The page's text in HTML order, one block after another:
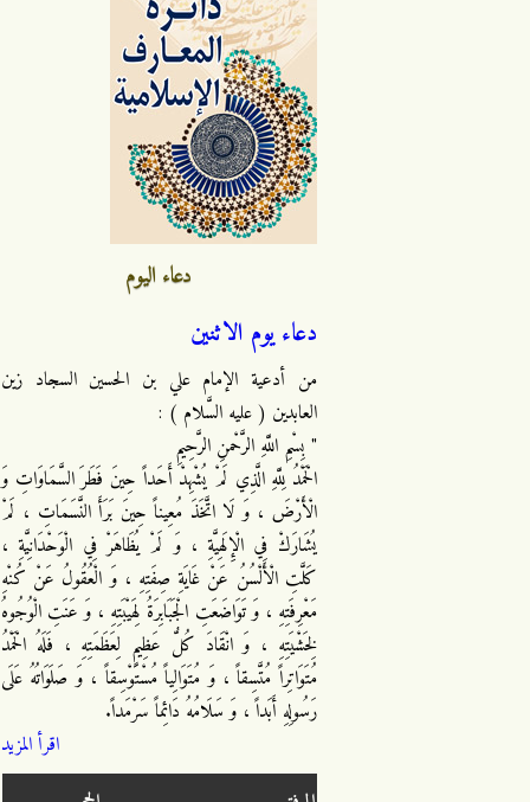
دعاء اليوم
دعاء يوم الاثنين
من أدعية الإمام علي بن الحسين السجاد زين
العابدين ( عليه السَّلام ) :
" بِسْمِ اللَّهِ الرَّحْمنِ الرَّحِيمِ
الْحَمْدُ لِلَّهِ الَّذِي لَمْ يُشْهِدْ أَحَداً حِينَ فَطَرَ السَّمَاوَاتِ وَ
الْأَرْضَ ، وَ لَا اتَّخَذَ مُعِيناً حِينَ بَرَأَ النَّسَمَاتِ ، لَمْ
يُشَارَكْ فِي الْإِلَهِيَّةِ ، وَ لَمْ يُظَاهَرْ فِي الْوَحْدَانِيَّةِ ،
كَلَّتِ الْأَلْسُنُ عَنْ غَايَةِ صِفَتِهِ ، وَ الْعُقُولُ عَنْ كُنْهِ
مَعْرِفَتِهِ ، وَ تَوَاضَعَتِ الْجَبَابِرَةُ لِهَيْبَتِهِ ، وَ عَنَتِ الْوُجُوهُ
لِخَشْيَتِهِ ، وَ انْقَادَ كُلُّ عَظِيمٍ لِعَظَمَتِهِ ، فَلَهُ الْحَمْدُ
مُتَوَاتِراً مُتَّسِقاً ، وَ مُتَوَالِياً مُسْتَوْسِقاً ، وَ صَلَوَاتُهُ عَلَى
رَسُولِهِ أَبَداً ، وَ سَلَامُهُ دَائِماً سَرْمَداً.
اقرأ المزيد